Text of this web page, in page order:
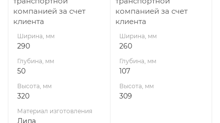
компанией за счет
клиента
Ширина, мм
290
Глубина, мм
50
Высота, мм
320
Материал изготовления
Липа
компанией за счет
клиента
Ширина, мм
260
Глубина, мм
107
Высота, мм
309